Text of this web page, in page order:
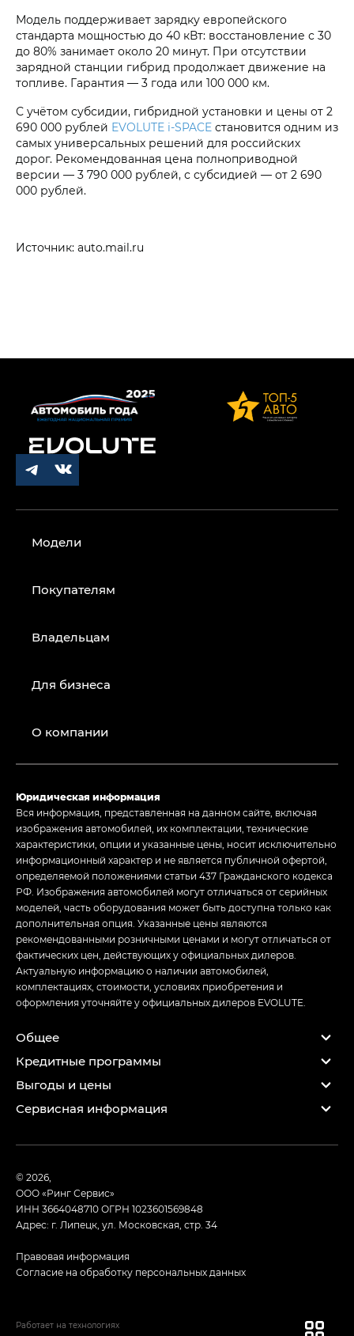
Модель поддерживает зарядку европейского
стандарта мощностью до 40 кВт: восстановление с 30
до 80% занимает около 20 минут. При отсутствии
зарядной станции гибрид продолжает движение на
топливе. Гарантия — 3 года или 100 000 км.
С учётом субсидии, гибридной установки и цены от 2
690 000 рублей EVOLUTE i‑SPACE становится одним из
самых универсальных решений для российских
дорог. Рекомендованная цена полноприводной
версии — 3 790 000 рублей, с субсидией — от 2 690
000 рублей.
Источник: auto.mail.ru
Модели
Покупателям
Владельцам
Для бизнеса
О компании
Юридическая информация
Вся информация, представленная на данном сайте, включая
изображения автомобилей, их комплектации, технические
характеристики, опции и указанные цены, носит исключительно
информационный характер и не является публичной офертой,
определяемой положениями статьи 437 Гражданского кодекса
РФ. Изображения автомобилей могут отличаться от серийных
моделей, часть оборудования может быть доступна только как
дополнительная опция. Указанные цены являются
рекомендованными розничными ценами и могут отличаться от
фактических цен, действующих у официальных дилеров.
Актуальную информацию о наличии автомобилей,
комплектациях, стоимости, условиях приобретения и
оформления уточняйте у официальных дилеров EVOLUTE.
Общее
Кредитные программы
Выгоды и цены
Сервисная информация
© 2026,
ООО «Ринг Сервис»
ИНН 3664048710ОГРН 1023601569848
Адрес: г. Липецк, ул. Московская, стр. 34
Правовая информация
Согласие на обработку персональных данных
Работает на технологиях